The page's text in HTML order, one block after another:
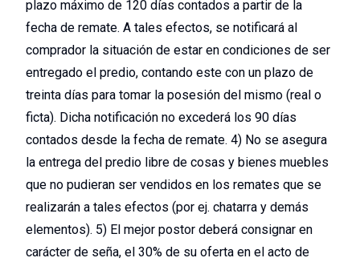
plazo máximo de 120 días contados a partir de la
fecha de remate. A tales efectos, se notificará al
comprador la situación de estar en condiciones de ser
entregado el predio, contando este con un plazo de
treinta días para tomar la posesión del mismo (real o
ficta). Dicha notificación no excederá los 90 días
contados desde la fecha de remate. 4) No se asegura
la entrega del predio libre de cosas y bienes muebles
que no pudieran ser vendidos en los remates que se
realizarán a tales efectos (por ej. chatarra y demás
elementos). 5) El mejor postor deberá consignar en
carácter de seña, el 30% de su oferta en el acto de